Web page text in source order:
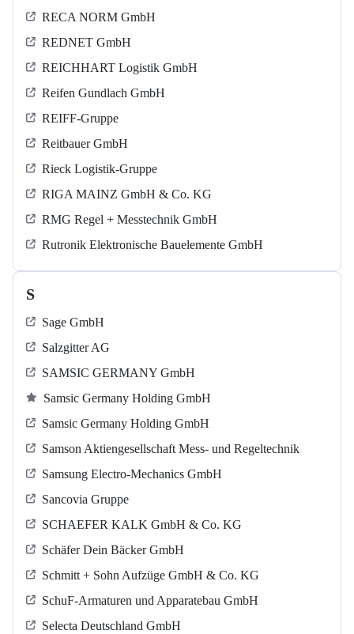
RECA NORM GmbH
REDNET GmbH
REICHHART Logistik GmbH
Reifen Gundlach GmbH
REIFF-Gruppe
Reitbauer GmbH
Rieck Logistik-Gruppe
RIGA MAINZ GmbH & Co. KG
RMG Regel + Messtechnik GmbH
Rutronik Elektronische Bauelemente GmbH
S
Sage GmbH
Salzgitter AG
SAMSIC GERMANY GmbH
Samsic Germany Holding GmbH
Samsic Germany Holding GmbH
Samson Aktiengesellschaft Mess- und Regeltechnik
Samsung Electro-Mechanics GmbH
Sancovia Gruppe
SCHAEFER KALK GmbH & Co. KG
Schäfer Dein Bäcker GmbH
Schmitt + Sohn Aufzüge GmbH & Co. KG
SchuF-Armaturen und Apparatebau GmbH
Selecta Deutschland GmbH